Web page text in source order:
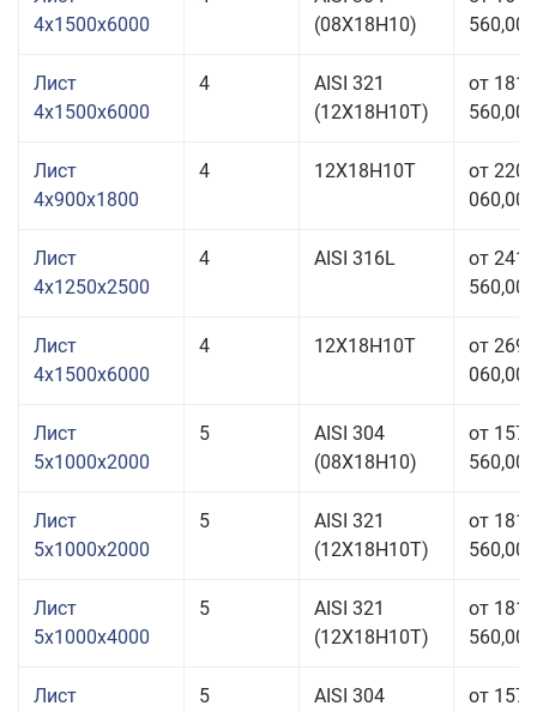
4x1500x6000
(08Х18Н10)
560,00
Лист
4x1500x6000
4
AISI 321
(12Х18Н10Т)
от 181
560,00
Лист
4x900x1800
4 12Х18Н10Т
от 220
060,00
Лист
4x1250x2500
4 AISI 316L
от 241
560,00
Лист
4x1500x6000
4 12Х18Н10Т
от 269
060,00
Лист
5x1000x2000
5
AISI 304
(08Х18Н10)
от 157
560,00
Лист
5x1000x2000
5
AISI 321
(12Х18Н10Т)
от 181
560,00
Лист
5x1000x4000
5
AISI 321
(12Х18Н10Т)
от 181
560,00
Лист
5
AISI 304
от 157